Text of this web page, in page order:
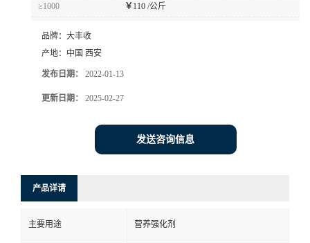
≥1000 ￥110 /公斤
品牌： 大丰收
产地： 中国 西安
发布日期： 2022-01-13
更新日期： 2025-02-27
发送咨询信息
产品详请
主要用途 营养强化剂